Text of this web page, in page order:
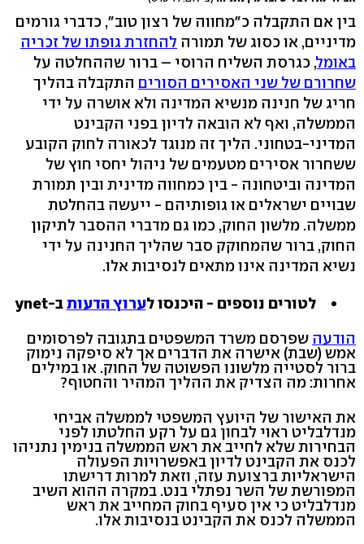
בין אם התקבלה כ"מחווה של רצון טוב", כדברי גורמים
מדיניים, או כסוג של תמורה להחזרת גופתו של זכריה
באומל, כגרסת השליח הרוסי – ברור שההחלטה על
שחרורם של שני האסירים הסורים התקבלה בהליך
חריג של חנינה מנשיא המדינה ולא אושרה על ידי
הממשלה, ואף לא הובאה לדיון בפני הקבינט
המדיני-בטחוני. הליך זה מנוגד לכאורה לחוק הקובע
ששחרור אסירים מטעמים של ניהול יחסי חוץ של
המדינה וביטחונה - בין כמחווה מדינית ובין תמורת
שבויים ישראלים או גופותיהם - ייעשה בהחלטת
ממשלה. מלשון החוק, כמו גם מדברי ההסבר לתיקון
החוק, ברור שהמחוקק סבר שהליך החנינה על ידי
נשיא המדינה אינו מתאים לנסיבות אלו.
לטורים נוספים - היכנסו לערוץ הדעותב-ynet
הודעה שפרסם משרד המשפטים בתגובה לפרסומים
אמש (שבת) אישרה את הדברים אך לא סיפקה נימוק
ברור לסטייה מלשונו הפשוטה של החוק. או במילים
אחרות: מה הצדיק את ההליך המהיר והחטוף?
את האישור של היועץ המשפטי לממשלה אביחי
מנדלבליט ראוי לבחון גם על רקע החלטתו לפני
הבחירות שלא לחייב את ראש הממשלה בנימין נתניהו
לכנס את הקבינט לדיון באפשרויות הפעולה
הישראליות ברצועת עזה, וזאת למרות דרישתו
המפורשת של השר נפתלי בנט. במקרה ההוא השיב
מנדלבליט כי אין סעיף בחוק המחייב את ראש
הממשלה לכנס את הקבינט בנסיבות אלו.